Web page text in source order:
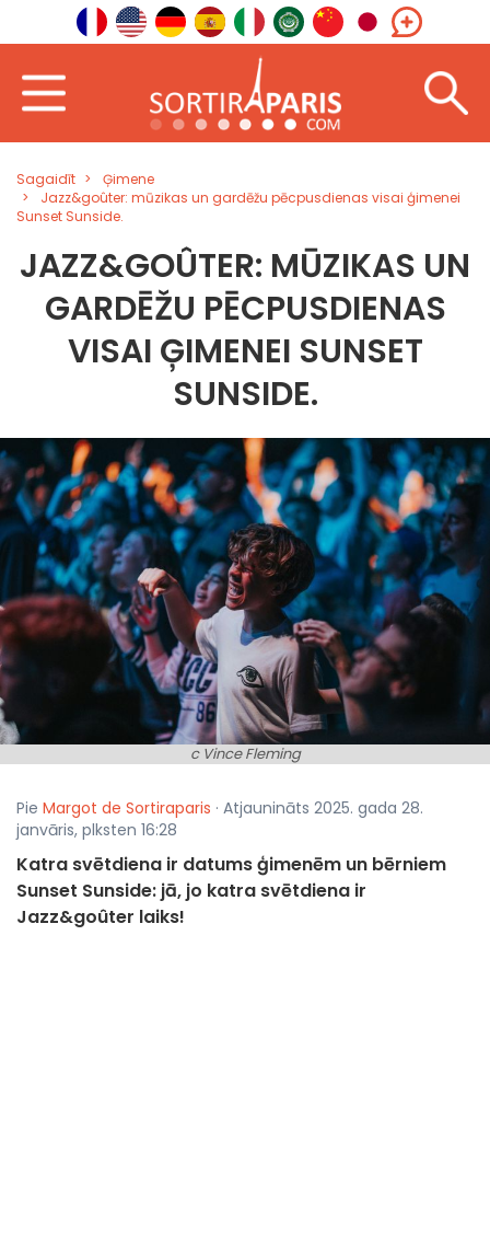
Sagaidīt
Ģimene
Jazz&goûter: mūzikas un gardēžu pēcpusdienas visai ģimenei
Sunset Sunside.
JAZZ&GOÛTER: MŪZIKAS UN
GARDĒŽU PĒCPUSDIENAS
VISAI ĢIMENEI SUNSET
SUNSIDE.
c Vince Fleming
Pie Margot de Sortiraparis · Atjaunināts 2025. gada 28.
janvāris, plksten 16:28
Katra svētdiena ir datums ģimenēm un bērniem
Sunset Sunside: jā, jo katra svētdiena ir
Jazz&goûter laiks!